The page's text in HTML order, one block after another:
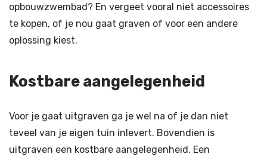
opbouwzwembad? En vergeet vooral niet accessoires
te kopen, of je nou gaat graven of voor een andere
oplossing kiest.
Kostbare aangelegenheid
Voor je gaat uitgraven ga je wel na of je dan niet
teveel van je eigen tuin inlevert. Bovendien is
uitgraven een kostbare aangelegenheid. Een